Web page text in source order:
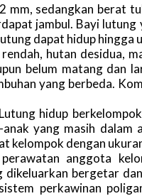
mm, sedangkan berat
jambul. Bayi
dapat hidup hingga
hutan desidua,
belum matang dan
yang berbeda.
hidup
yang masih dalam
kelompok dengan
anggota
dikeluarkan bergetar
perkawinan